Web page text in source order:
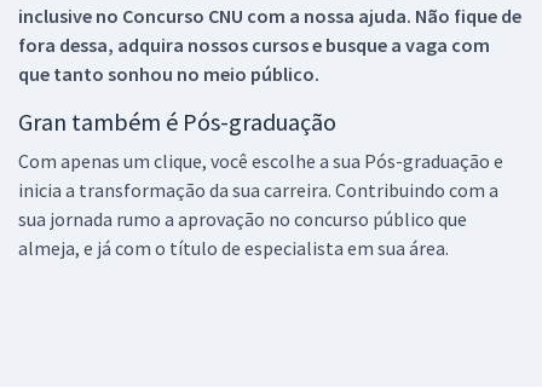
inclusive no Concurso CNU com a nossa ajuda. Não fique de
fora dessa, adquira nossos cursos e busque a vaga com
que tanto sonhou no meio público.
Gran também é Pós-graduação
Com apenas um clique, você escolhe a sua Pós-graduação e
inicia a transformação da sua carreira. Contribuindo com a
sua jornada rumo a aprovação no concurso público que
almeja, e já com o título de especialista em sua área.